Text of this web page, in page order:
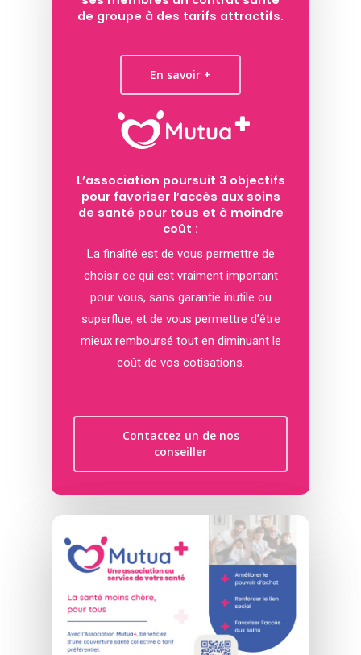
de groupe à des tarifs attractifs.
En savoir +
L’association poursuit 3 objectifs
pour favoriser l’accès aux soins
de santé pour tous et à moindre
coût :
La finalité est de vous permettre de
choisir ce qui est vraiment important
pour vous, sans garantie inutile ou
superflue, et de vous permettre d’être
mieux remboursé tout en diminuant le
coût de vos cotisations.
Contactez un de nos
conseiller